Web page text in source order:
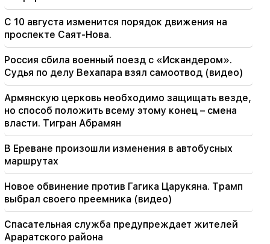
09:55
«Публикация». Сколько денег зарабатывают
женщины-служители и их мужья?
09:38
Пашинян начал охоту на сторонников
Царукяна. «Публикация»
09:13
Агван Варданян изолирован от фракции.
"Люди"
09:05
«Публикация». Строго предупредили никому
не сообщать сумму вознаграждения,
пригрозили отпустить
08:59
С 10 августа изменится порядок движения на
проспекте Саят-Нова.
Россия сбила военный поезд с «Искандером».
Судья по делу Вехапара взял самоотвод (видео)
Армянскую церковь необходимо защищать везде,
но способ положить всему этому конец – смена
власти. Тигран Абрамян
В Ереване произошли изменения в автобусных
маршрутах
Новое обвинение против Гагика Царукяна. Трамп
выбрал своего преемника (видео)
Спасательная служба предупреждает жителей
Араратского района